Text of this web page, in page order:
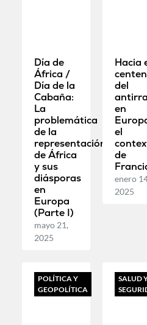
Día de
África /
Día de la
Cabaña:
La
problemática
de la
representación
de África
y sus
diásporas
en
Europa
(Parte I)
mayo 21,
2025
Hacia
del
en
el
de
enero
2025
POLÍTICA Y
GEOPOLÍTICA
SALUD